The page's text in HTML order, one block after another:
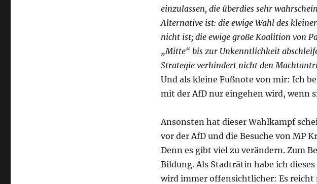
einzulassen, die überdies sehr
Alternative ist: die ewige Wahl des
nicht ist; die ewige große Koalition von
„Mitte“ bis zur Unkenntlichkeit
Strategie verhindert nicht den
Und als kleine Fußnote von mir: Ich
mit der AfD nur eingehen wird, wenn
Ansonsten hat dieser Wahlkampf
vor der AfD und die Besuche von MP
Denn es gibt viel zu verändern. Zum
Bildung. Als Stadträtin habe ich
wird immer offensichtlicher: Es reicht